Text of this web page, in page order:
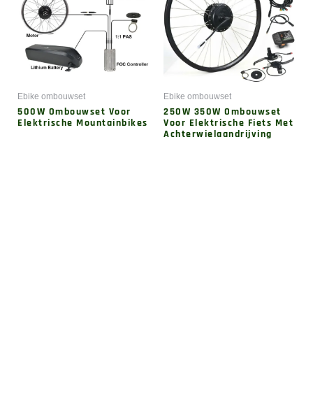
Ebike ombouwset
500W Ombouwset Voor
Elektrische Mountainbikes
Ebike ombouwset
250W 350W Ombouwset
Voor Elektrische Fiets Met
Achterwielaandrijving